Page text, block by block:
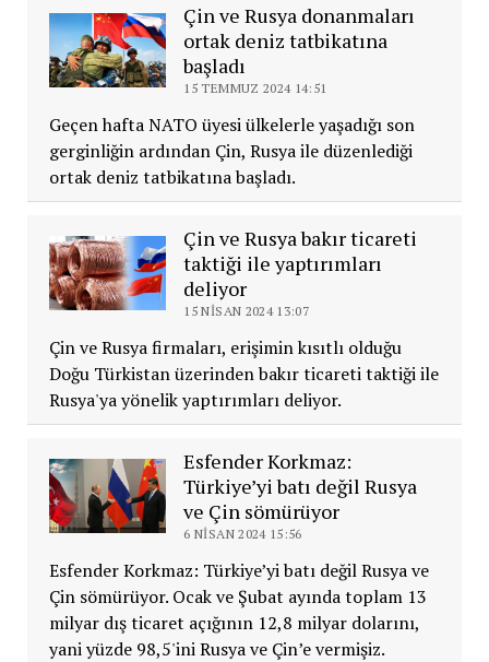
Çin ve Rusya donanmaları
ortak deniz tatbikatına
başladı
15 TEMMUZ 2024 14:51
Geçen hafta NATO üyesi ülkelerle yaşadığı son
gerginliğin ardından Çin, Rusya ile düzenlediği
ortak deniz tatbikatına başladı.
Çin ve Rusya bakır ticareti
taktiği ile yaptırımları
deliyor
15 NISAN 2024 13:07
Çin ve Rusya firmaları, erişimin kısıtlı olduğu
Doğu Türkistan üzerinden bakır ticareti taktiği ile
Rusya'ya yönelik yaptırımları deliyor.
Esfender Korkmaz:
Türkiye’yi batı değil Rusya
ve Çin sömürüyor
6 NISAN 2024 15:56
Esfender Korkmaz: Türkiye’yi batı değil Rusya ve
Çin sömürüyor. Ocak ve Şubat ayında toplam 13
milyar dış ticaret açığının 12,8 milyar dolarını,
yani yüzde 98,5'ini Rusya ve Çin’e vermişiz.